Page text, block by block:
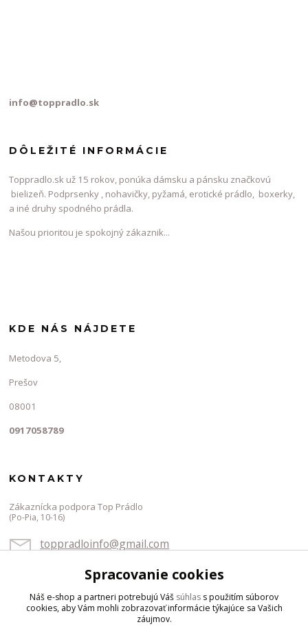
info@toppradlo.sk
DÔLEŽITÉ INFORMÁCIE
Toppradlo.sk už 15 rokov, ponúka dámsku a pánsku značkovú
bielizeň. Podprsenky , nohavičky, pyžamá, erotické prádlo, boxerky,
a iné druhy spodného prádla.
Našou prioritou je spokojný zákaznik...
KDE NÁS NÁJDETE
Metodova 5,
Prešov
08001
0917058789
KONTAKTY
Zákaznícka podpora Top Prádlo
(Po-Pia, 10-16)
toppradloinfo@gmail.com
Spracovanie cookies
Náš e-shop a partneri potrebujú Váš súhlas s použitím súborov
cookies, aby Vám mohli zobrazovať informácie týkajúce sa Vašich
záujmov.